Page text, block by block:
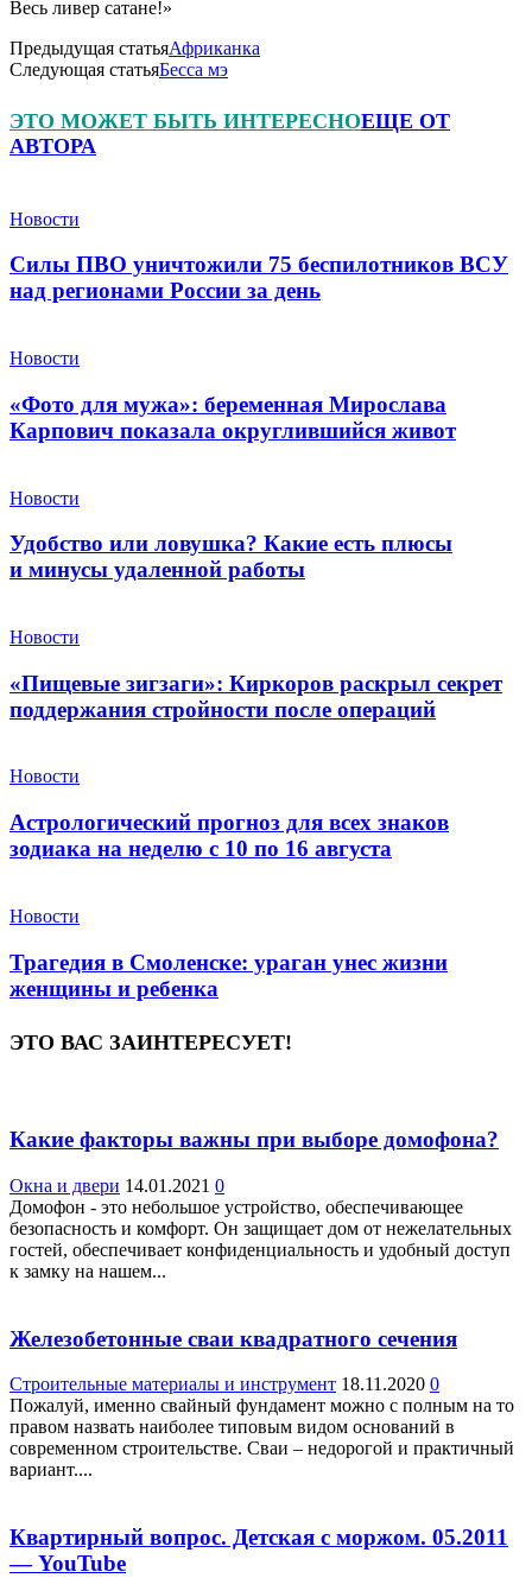
Весь ливер сатане!»
Предыдущая статьяАфриканка
Следующая статьяБесса мэ
ЭТО МОЖЕТ БЫТЬ ИНТЕРЕСНОЕЩЕ ОТ
АВТОРА
Новости
Силы ПВО уничтожили 75 беспилотников ВСУ
над регионами России за день
Новости
«Фото для мужа»: беременная Мирослава
Карпович показала округлившийся живот
Новости
Удобство или ловушка? Какие есть плюсы
и минусы удаленной работы
Новости
«Пищевые зигзаги»: Киркоров раскрыл секрет
поддержания стройности после операций
Новости
Астрологический прогноз для всех знаков
зодиака на неделю с 10 по 16 августа
Новости
Трагедия в Смоленске: ураган унес жизни
женщины и ребенка
ЭТО ВАС ЗАИНТЕРЕСУЕТ!
Какие факторы важны при выборе домофона?
Окна и двери 14.01.2021 0
Домофон - это небольшое устройство, обеспечивающее
безопасность и комфорт. Он защищает дом от нежелательных
гостей, обеспечивает конфиденциальность и удобный доступ
к замку на нашем...
Железобетонные сваи квадратного сечения
Строительные материалы и инструмент 18.11.2020 0
Пожалуй, именно свайный фундамент можно с полным на то
правом назвать наиболее типовым видом оснований в
современном строительстве. Сваи – недорогой и практичный
вариант....
Квартирный вопрос. Детская с моржом. 05.2011
— YouTube